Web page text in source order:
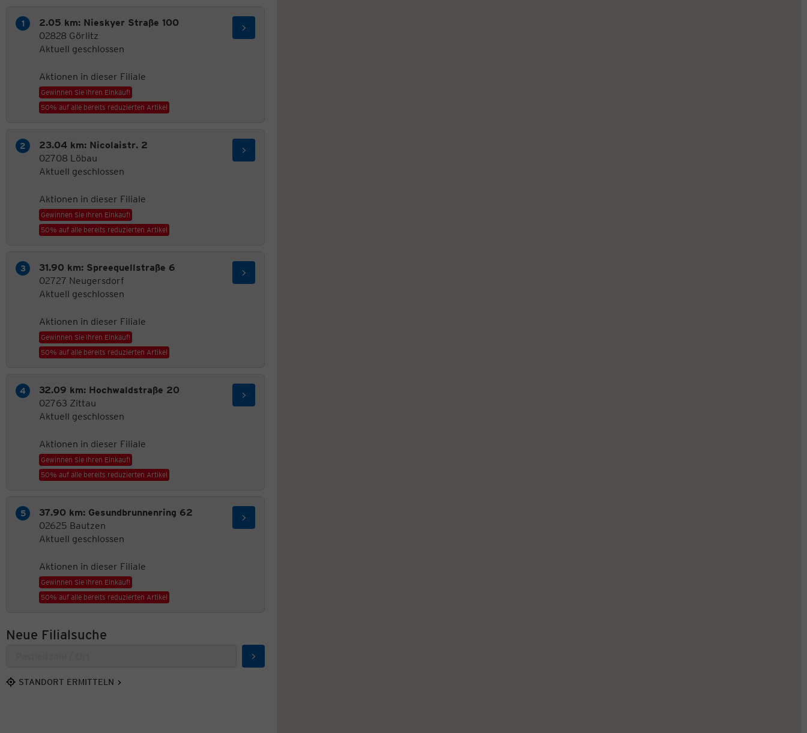
2.05 km: Nieskyer Straße 100
02828 Görlitz
Aktuell geschlossen
Aktionen in dieser Filiale
Gewinnen Sie Ihren Einkauf!
50% auf alle bereits reduzierten Artikel
23.04 km: Nicolaistr. 2
02708 Löbau
Aktuell geschlossen
Aktionen in dieser Filiale
Gewinnen Sie Ihren Einkauf!
50% auf alle bereits reduzierten Artikel
31.90 km: Spreequellstraße 6
02727 Neugersdorf
Aktuell geschlossen
Aktionen in dieser Filiale
Gewinnen Sie Ihren Einkauf!
50% auf alle bereits reduzierten Artikel
32.09 km: Hochwaldstraße 20
02763 Zittau
Aktuell geschlossen
Aktionen in dieser Filiale
Gewinnen Sie Ihren Einkauf!
50% auf alle bereits reduzierten Artikel
37.90 km: Gesundbrunnenring 62
02625 Bautzen
Aktuell geschlossen
Aktionen in dieser Filiale
Gewinnen Sie Ihren Einkauf!
50% auf alle bereits reduzierten Artikel
Neue Filialsuche
Suchen
STANDORT ERMITTELN